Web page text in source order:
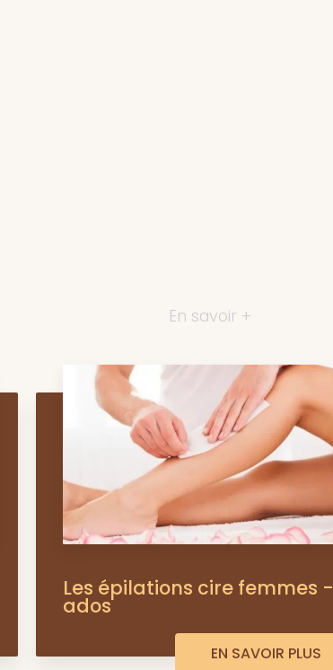
En savoir +
Les épilations cire femmes -
ados
EN SAVOIR PLUS